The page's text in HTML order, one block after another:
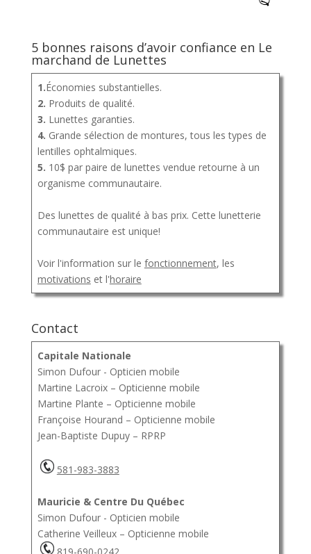
5 bonnes raisons d’avoir confiance en Le
marchand de Lunettes
1.Économies substantielles.
2. Produits de qualité.
3. Lunettes garanties.
4. Grande sélection de montures, tous les types de
lentilles ophtalmiques.
5. 10$ par paire de lunettes vendue retourne à un
organisme communautaire.
Des lunettes de qualité à bas prix. Cette lunetterie
communautaire est unique!
Voir l'information sur le fonctionnement, les
motivations et l'horaire
Contact
Capitale Nationale
Simon Dufour - Opticien mobile
Martine Lacroix – Opticienne mobile
Martine Plante – Opticienne mobile
Françoise Hourand – Opticienne mobile
Jean-Baptiste Dupuy – RPRP
581-983-3883
Mauricie & Centre Du Québec
Simon Dufour - Opticien mobile
Catherine Veilleux – Opticienne mobile